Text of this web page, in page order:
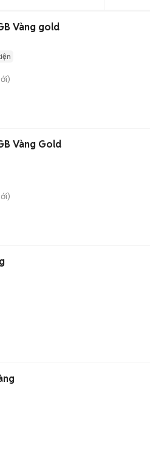
Vàng gold
Vàng Gold